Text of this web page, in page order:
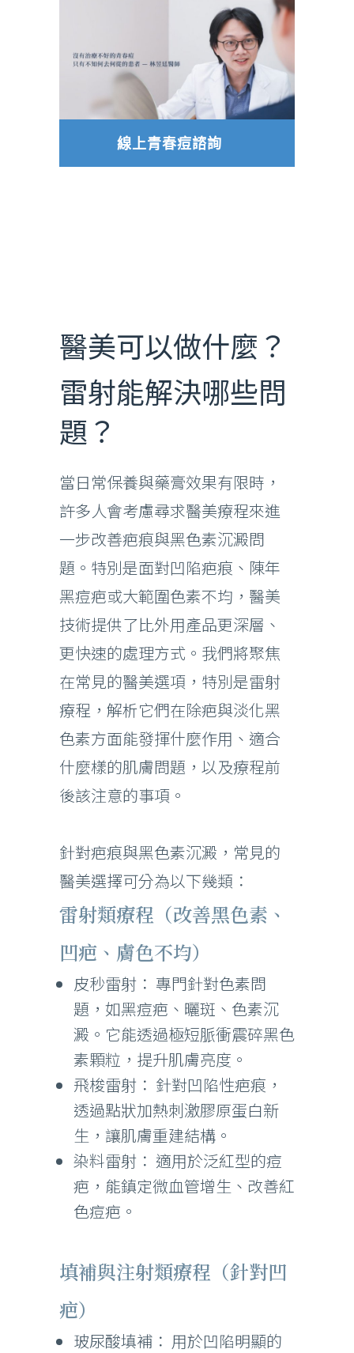
線上青春痘諮詢
醫美可以做什麼？
雷射能解決哪些問
題？
當日常保養與藥膏效果有限時，
許多人會考慮尋求醫美療程來進
一步改善疤痕與黑色素沉澱問
題。特別是面對凹陷疤痕、陳年
黑痘疤或大範圍色素不均，醫美
技術提供了比外用產品更深層、
更快速的處理方式。我們將聚焦
在常見的醫美選項，特別是雷射
療程，解析它們在除疤與淡化黑
色素方面能發揮什麼作用、適合
什麼樣的肌膚問題，以及療程前
後該注意的事項。
針對疤痕與黑色素沉澱，常見的
醫美選擇可分為以下幾類：
雷射類療程（改善黑色素、
凹疤、膚色不均）
皮秒雷射： 專門針對色素問
題，如黑痘疤、曬斑、色素沉
澱。它能透過極短脈衝震碎黑色
素顆粒，提升肌膚亮度。
飛梭雷射： 針對凹陷性疤痕，
透過點狀加熱刺激膠原蛋白新
生，讓肌膚重建結構。
染料雷射： 適用於泛紅型的痘
疤，能鎮定微血管增生、改善紅
色痘疤。
填補與注射類療程（針對凹
疤）
玻尿酸填補： 用於凹陷明顯的